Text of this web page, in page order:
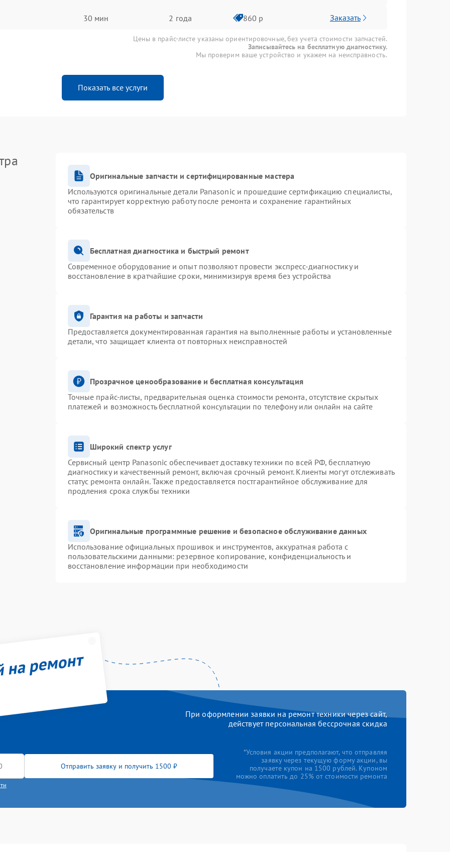
30 мин 2 года 860 р Заказать
Цены в прайс-листе указаны ориентировочные, без учета стоимости запчастей.
Записывайтесь на бесплатную диагностику.
Мы проверим ваше устройство и укажем на неисправность.
Показать все услуги
Оригинальные запчасти и сертифицированные мастера
Используются оригинальные детали Panasonic и прошедшие сертификацию специалисты,
что гарантирует корректную работу после ремонта и сохранение гарантийных
обязательств
Бесплатная диагностика и быстрый ремонт
Современное оборудование и опыт позволяют провести экспресс-диагностику и
восстановление в кратчайшие сроки, минимизируя время без устройства
Гарантия на работы и запчасти
Предоставляется документированная гарантия на выполненные работы и установленные
детали, что защищает клиента от повторных неисправностей
Прозрачное ценообразование и бесплатная консультация
Точные прайс-листы, предварительная оценка стоимости ремонта, отсутствие скрытых
платежей и возможность бесплатной консультации по телефону или онлайн на сайте
Широкий спектр услуг
Сервисный центр Panasonic обеспечивает доставку техники по всей РФ, бесплатную
диагностику и качественный ремонт, включая срочный ремонт. Клиенты могут отслеживать
статус ремонта онлайн. Также предоставляется постгарантийное обслуживание для
продления срока службы техники
Оригинальные программные решение и безопасное обслуживание данных
Использование официальных прошивок и инструментов, аккуратная работа с
пользовательскими данными: резервное копирование, конфиденциальность и
восстановление информации при необходимости
ремонт
При оформлении заявки на ремонт техники через сайт,
действует персональная бессрочная скидка
Отправить заявку и получить 1500 ₽
*Условия акции предполагают, что отправляя
заявку через текущую форму акции, вы
получаете купон на 1500 рублей. Купоном
можно оплатить до 25% от стоимости ремонта